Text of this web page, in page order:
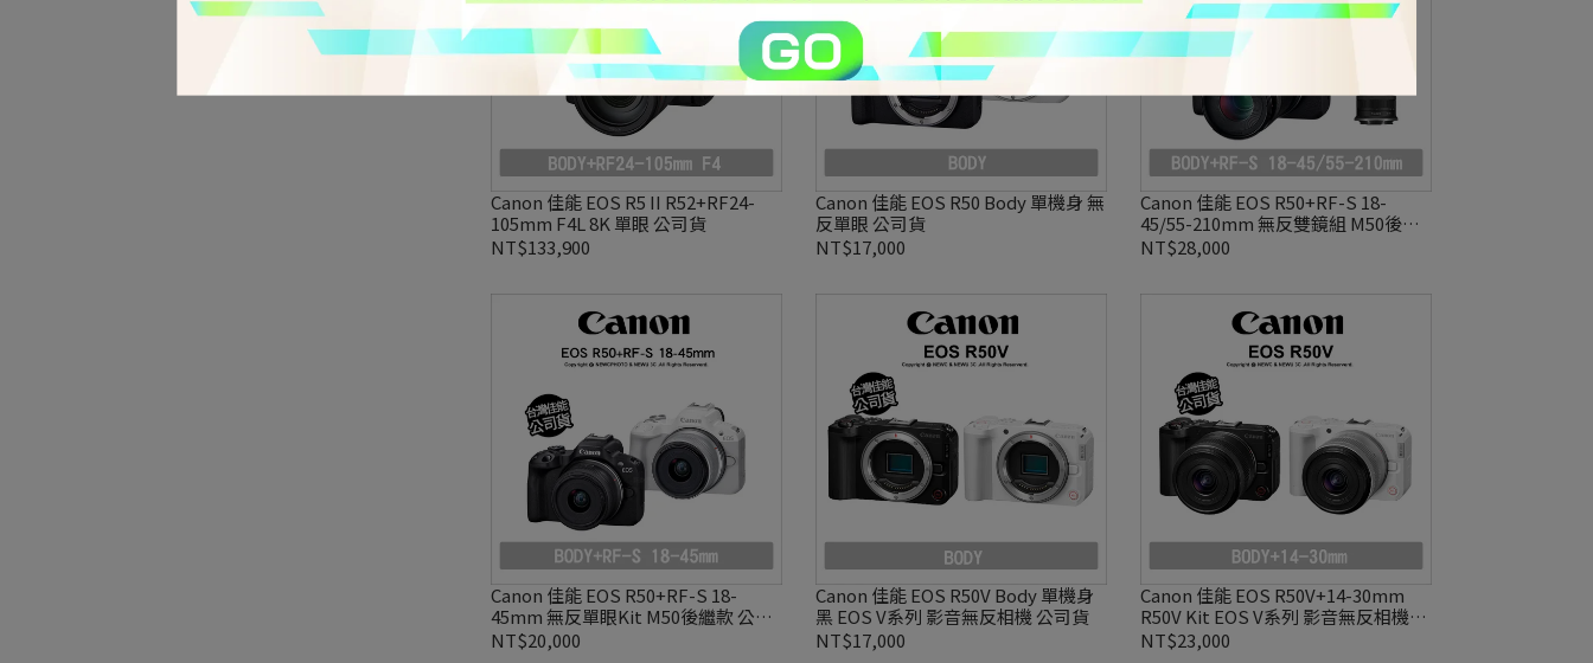
Canon 佳能 EOS R5 II R52+RF24-
105mm F4L 8K 單眼 公司貨
NT$133,900
Canon 佳能 EOS R50 Body 單機身 無
反單眼 公司貨
NT$17,000
Canon 佳能 EOS R50+RF-S 18-
45/55-210mm 無反雙鏡組 M50後繼
款 公司貨
NT$28,000
Canon 佳能 EOS R50+RF-S 18-
45mm 無反單眼Kit M50後繼款 公司
貨
NT$20,000
Canon 佳能 EOS R50V Body 單機身
黑 EOS V系列 影音無反相機 公司貨
NT$17,000
Canon 佳能 EOS R50V+14-30mm
R50V Kit EOS V系列 影音無反相機套
組 公司貨
NT$23,000